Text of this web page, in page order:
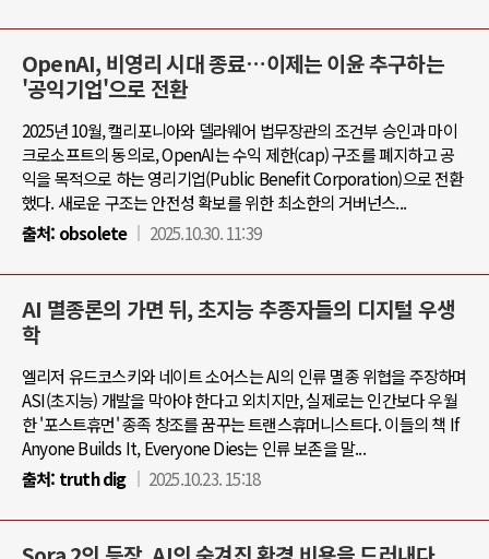
OpenAI, 비영리 시대 종료…이제는 이윤 추구하는
'공익기업'으로 전환
2025년 10월, 캘리포니아와 델라웨어 법무장관의 조건부 승인과 마이
크로소프트의 동의로, OpenAI는 수익 제한(cap) 구조를 폐지하고 공
익을 목적으로 하는 영리기업(Public Benefit Corporation)으로 전환
했다. 새로운 구조는 안전성 확보를 위한 최소한의 거버넌스...
출처: obsolete 2025.10.30. 11:39
AI 멸종론의 가면 뒤, 초지능 추종자들의 디지털 우생
학
엘리저 유드코스키와 네이트 소어스는 AI의 인류 멸종 위협을 주장하며
ASI(초지능) 개발을 막아야 한다고 외치지만, 실제로는 인간보다 우월
한 '포스트휴먼' 종족 창조를 꿈꾸는 트랜스휴머니스트다. 이들의 책 If
Anyone Builds It, Everyone Dies는 인류 보존을 말...
출처: truth dig 2025.10.23. 15:18